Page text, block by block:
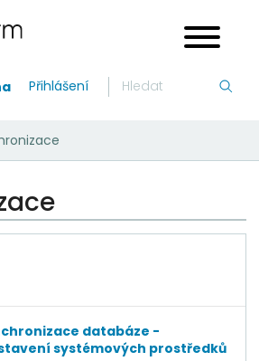
Přihlášení
databáze -
systémových prostředků